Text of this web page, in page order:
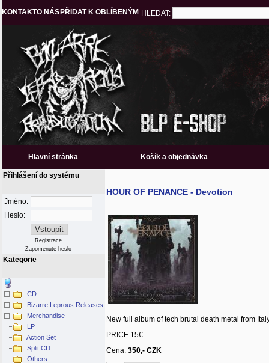
KONTAKTO NÁS PŘIDAT K OBLÍBENÝM HLEDAT:
Hlavní stránka Košík a objednávka
Přihlášení do systému
Jméno:
Heslo:
Registrace
Zapomenuté heslo
Kategorie
CD
Bizarre Leprous Releases
Merchandise
LP
Action Set
Split CD
Others
HOUR OF PENANCE - Devotion
New full album of tech brutal death metal from
PRICE 15€
Cena: 350,- CZK